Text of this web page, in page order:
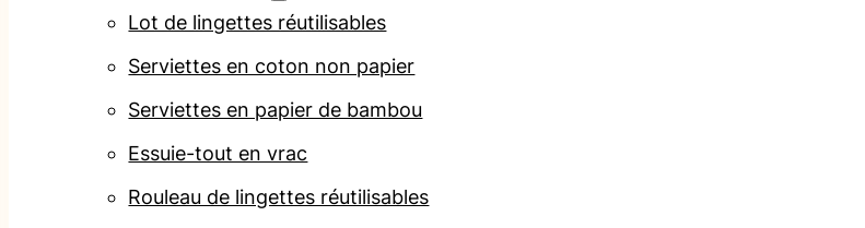
Lot de lingettes réutilisables
Serviettes en coton non papier
Serviettes en papier de bambou
Essuie-tout en vrac
Rouleau de lingettes réutilisables